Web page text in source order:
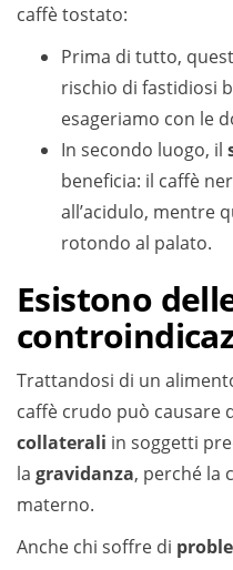
caffè tostato:
Prima di tutto,
rischio di fastidiosi
esageriamo con le
In secondo luogo, il
beneficia: il caffè
all’acidulo, mentre
rotondo al palato.
Esistono
Trattandosi di un
caffè crudo può causare
collaterali in soggetti
la gravidanza, perché la
materno.
Anche chi soffre di